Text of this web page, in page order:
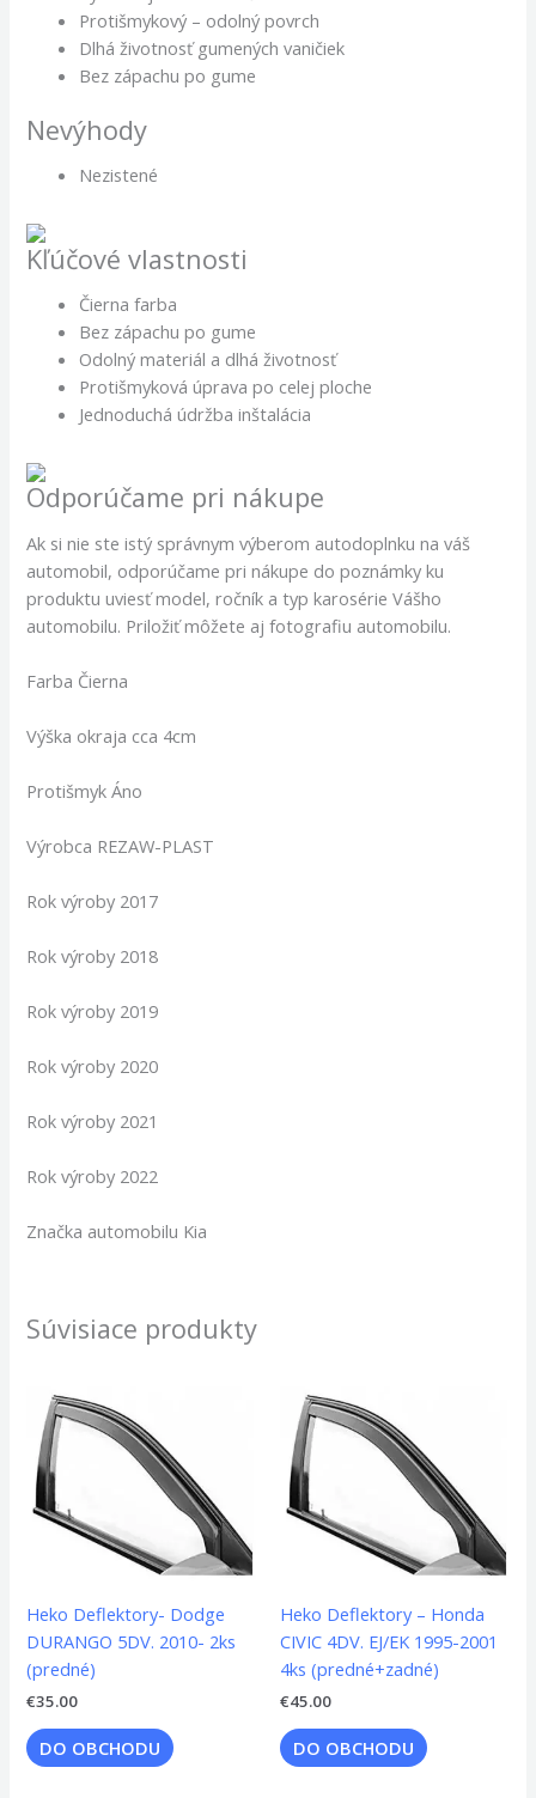
Protišmykový – odolný povrch
Dlhá životnosť gumených vaničiek
Bez zápachu po gume
Nevýhody
Nezistené
Kľúčové vlastnosti
Čierna farba
Bez zápachu po gume
Odolný materiál a dlhá životnosť
Protišmyková úprava po celej ploche
Jednoduchá údržba inštalácia
Odporúčame pri nákupe
Ak si nie ste istý správnym výberom autodoplnku na váš
automobil, odporúčame pri nákupe do poznámky ku
produktu uviesť model, ročník a typ karosérie Vášho
automobilu. Priložiť môžete aj fotografiu automobilu.
Farba Čierna
Výška okraja cca 4cm
Protišmyk Áno
Výrobca REZAW-PLAST
Rok výroby 2017
Rok výroby 2018
Rok výroby 2019
Rok výroby 2020
Rok výroby 2021
Rok výroby 2022
Značka automobilu Kia
Súvisiace produkty
Heko Deflektory- Dodge
DURANGO 5DV. 2010- 2ks
(predné)
€35.00
DO OBCHODU
Heko Deflektory – Honda
CIVIC 4DV. EJ/EK 1995-2001
4ks (predné+zadné)
€45.00
DO OBCHODU